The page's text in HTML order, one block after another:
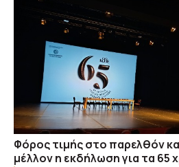
Φόρος τιμής στο παρελθόν
μέλλον η εκδήλωση για τα 65